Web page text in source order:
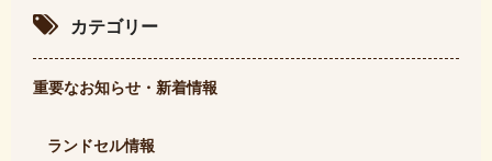
カテゴリー
重要なお知らせ・新着情報
ランドセル情報